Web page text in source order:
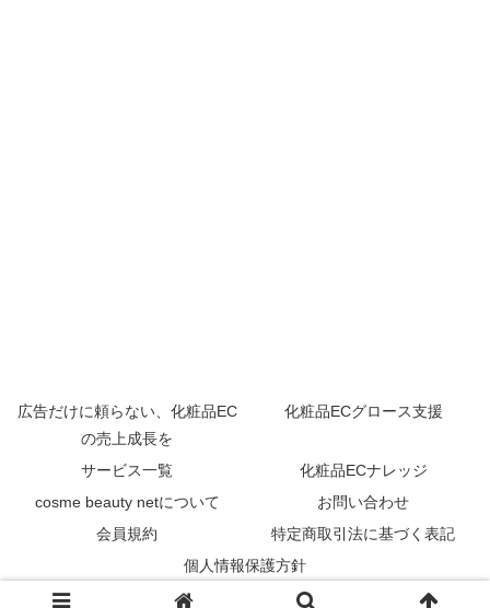
広告だけに頼らない、化粧品EC
の売上成長を
化粧品ECグロース支援
サービス一覧
化粧品ECナレッジ
cosme beauty netについて
お問い合わせ
会員規約
特定商取引法に基づく表記
個人情報保護方針
© 2025 cosme-beauty.net.